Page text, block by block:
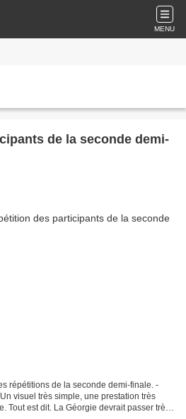
MENU
de la seconde demi-
répétitions de la seconde demi-finale. -
visuel très simple, une prestation très
Tout est dit. La Géorgie devrait passer très